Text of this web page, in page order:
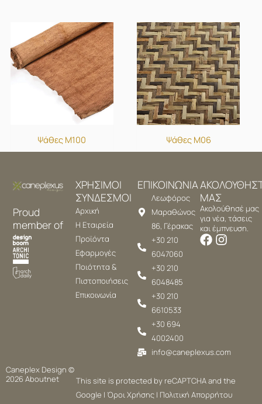
Ψάθες M100 Ψάθες M06
Proud
member of
ΧΡΗΣΙΜΟΙ
ΣΥΝΔΕΣΜΟΙ
Αρχική
Η Εταιρεία
Προϊόντα
Εφαρμογές
Ποιότητα &
Πιστοποιήσεις
Επικοινωνία
ΕΠΙΚΟΙΝΩΝΙΑ
Λεωφόρος
Μαραθώνος
86, Γέρακας
+30 210
6047060
+30 210
6048485
+30 210
6610533
+30 694
4002400
info@caneplexus.com
ΜΑΣ
Ακολούθησέ μας
για νέα, τάσεις
και έμπνευση.
Caneplex Design ©
2026 Aboutnet
This site is protected by reCAPTCHA and the
Google | Όροι Χρήσης| Πολιτική Απορρήτου